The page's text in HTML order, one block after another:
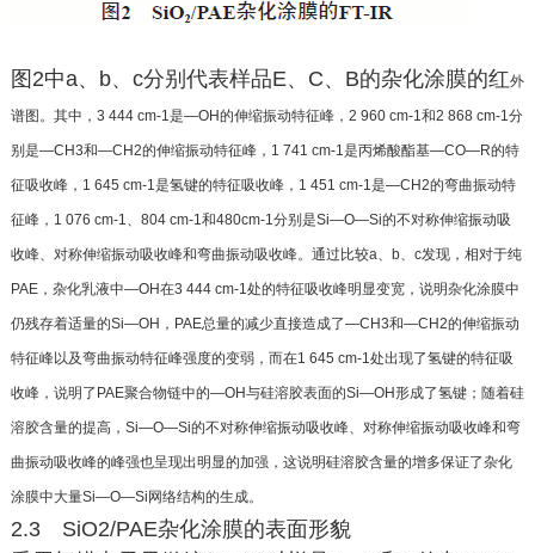
图2中a、b、c分别代表样品E、C、B的杂化涂膜的红外
谱图。其中，3 444 cm-1是—OH的伸缩振动特征峰， 2 960 cm-1和2 868 cm-1分
别是—CH3和—CH2的伸缩振动特征峰，1 741 cm-1是丙烯酸酯基—CO—R的特
征吸收峰，1 645 cm-1是氢键的特征吸收峰，1 451 cm-1是—CH2的弯曲振动特
征峰，1 076 cm-1、804 cm-1和480cm-1分别是Si—O—Si的不对称伸缩振动吸
收峰、对称伸缩振动吸收峰和弯曲振动吸收峰。通过比较a、b、 c发现，相对于纯
PAE，杂化乳液中—OH在3 444 cm-1处的特征吸收峰明显变宽，说明杂化涂膜中
仍残存着适量的Si—OH，PAE总量的减少直接造成了—CH3和—CH2的伸缩振动
特征峰以及弯曲振动特征峰强度的变弱，而在1 645 cm-1处出现了氢键的特征吸
收峰，说明了PAE聚合物链中的—OH与硅溶胶表面的Si—OH形成了氢键；随着硅
溶胶含量的提高，Si—O—Si的不对称伸缩振动吸收峰、对称伸缩振动吸收峰和弯
曲振动吸收峰的峰强也呈现出明显的加强，这说明硅溶胶含量的增多保证了杂化
涂膜中大量Si—O—Si网络结构的生成。
2.3 SiO2/PAE杂化涂膜的表面形貌